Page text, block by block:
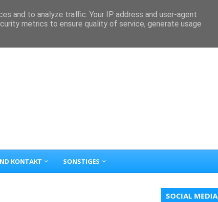
KONTAKT SONSTIGES
SOCIAL MEDIA
and to analyze traffic. Your IP address and user-agent
metrics to ensure quality of service, generate usage